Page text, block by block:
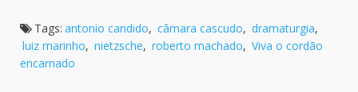
Tags: antonio candido, câmara cascudo, dramaturgia,
luiz marinho, nietzsche, roberto machado, Viva o cordão
encarnado